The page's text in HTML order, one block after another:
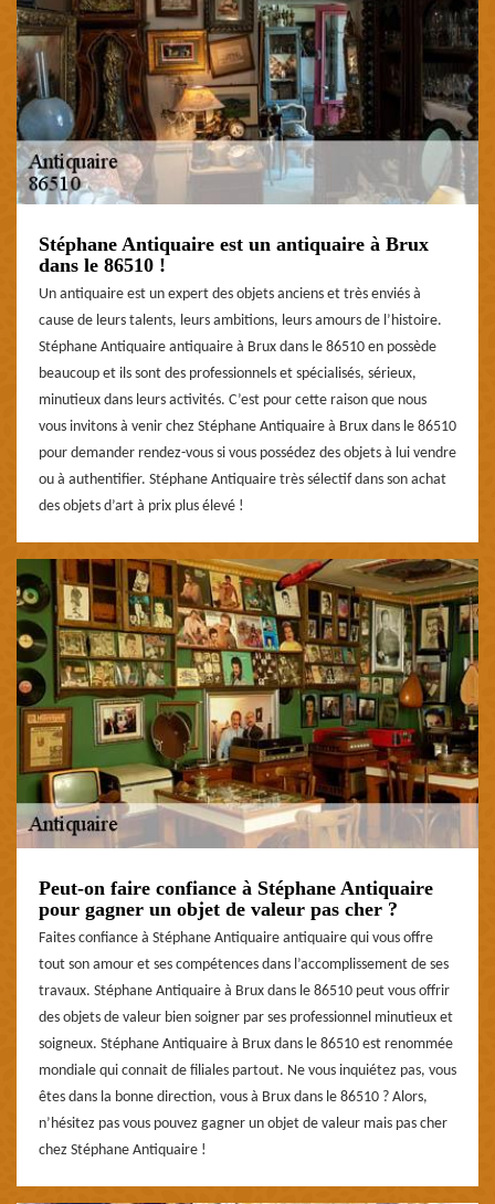
Stéphane Antiquaire est un antiquaire à Brux
dans le 86510 !
Un antiquaire est un expert des objets anciens et très enviés à
cause de leurs talents, leurs ambitions, leurs amours de l’histoire.
Stéphane Antiquaire antiquaire à Brux dans le 86510 en possède
beaucoup et ils sont des professionnels et spécialisés, sérieux,
minutieux dans leurs activités. C’est pour cette raison que nous
vous invitons à venir chez Stéphane Antiquaire à Brux dans le 86510
pour demander rendez-vous si vous possédez des objets à lui vendre
ou à authentifier. Stéphane Antiquaire très sélectif dans son achat
des objets d’art à prix plus élevé !
Peut-on faire confiance à Stéphane Antiquaire
pour gagner un objet de valeur pas cher ?
Faites confiance à Stéphane Antiquaire antiquaire qui vous offre
tout son amour et ses compétences dans l’accomplissement de ses
travaux. Stéphane Antiquaire à Brux dans le 86510 peut vous offrir
des objets de valeur bien soigner par ses professionnel minutieux et
soigneux. Stéphane Antiquaire à Brux dans le 86510 est renommée
mondiale qui connait de filiales partout. Ne vous inquiétez pas, vous
êtes dans la bonne direction, vous à Brux dans le 86510 ? Alors,
n’hésitez pas vous pouvez gagner un objet de valeur mais pas cher
chez Stéphane Antiquaire !